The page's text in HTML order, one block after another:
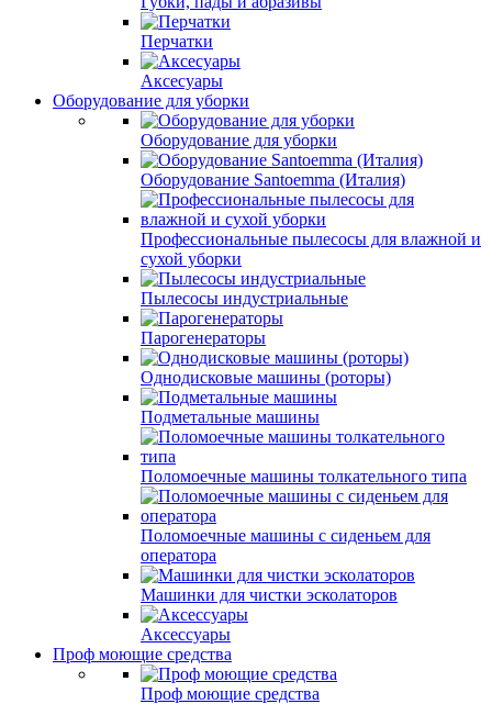
Перчатки
Аксесуары
Оборудование для уборки
Оборудование для уборки
Оборудование Santoemma (Италия)
Профессиональные пылесосы для влажной и
сухой уборки
Пылесосы индустриальные
Парогенераторы
Однодисковые машины (роторы)
Подметальные машины
Поломоечные машины толкательного типа
Поломоечные машины с сиденьем для
оператора
Машинки для чистки эсколаторов
Аксессуары
Проф моющие средства
Проф моющие средства